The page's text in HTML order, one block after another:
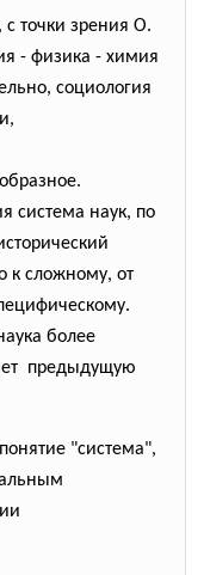
с точки зрения О.
- физика - химия
социология
система наук, по
к сложному, от
более
предыдущую
"система",